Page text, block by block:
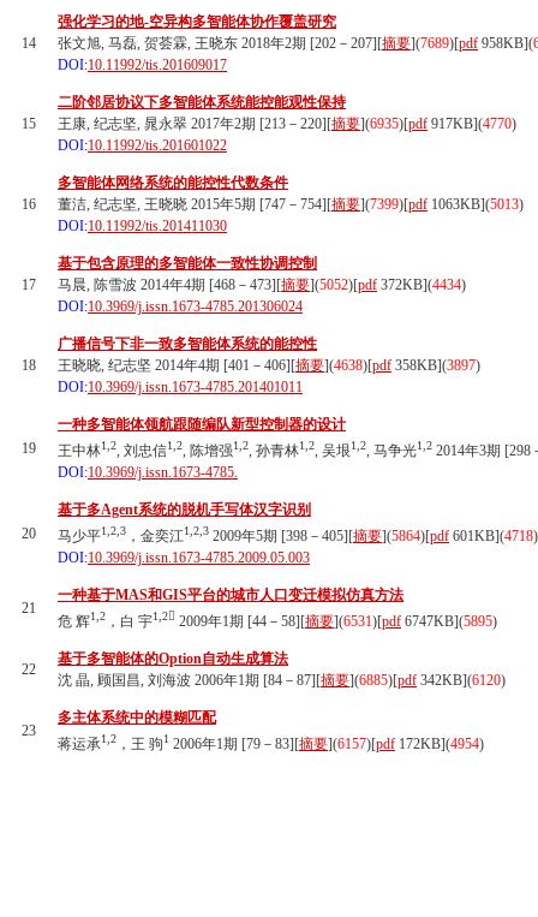
14
强化学习的地-空异构多智能体协作覆盖研究
张文旭, 马磊, 贺荟霖, 王晓东 2018年2期 [202－207][摘要](7689)[pdf 958KB](
DOI:10.11992/tis.201609017
15
二阶邻居协议下多智能体系统能控能观性保持
王康, 纪志坚, 晁永翠 2017年2期 [213－220][摘要](6935)[pdf 917KB](4770)
DOI:10.11992/tis.201601022
16
多智能体网络系统的能控性代数条件
董洁, 纪志坚, 王晓晓 2015年5期 [747－754][摘要](7399)[pdf 1063KB](5013)
DOI:10.11992/tis.201411030
17
基于包含原理的多智能体一致性协调控制
马晨, 陈雪波 2014年4期 [468－473][摘要](5052)[pdf 372KB](4434)
DOI:10.3969/j.issn.1673-4785.201306024
18
广播信号下非一致多智能体系统的能控性
王晓晓, 纪志坚 2014年4期 [401－406][摘要](4638)[pdf 358KB](3897)
DOI:10.3969/j.issn.1673-4785.201401011
19
一种多智能体领航跟随编队新型控制器的设计
王中林1,2, 刘忠信1,2, 陈增强1,2, 孙青林1,2, 吴垠1,2, 马争光1,2 2014年3期 [298
DOI:10.3969/j.issn.1673-4785.
20
基于多Agent系统的脱机手写体汉字识别
马少平1,2,3 ，金奕江1,2,3 2009年5期 [398－405][摘要](5864)[pdf 601KB](4718)
DOI:10.3969/j.issn.1673-4785.2009.05.003
21
一种基于MAS和GIS平台的城市人口变迁模拟仿真方法
危 辉1,2 ，白 宇1,2 2009年1期 [44－58][摘要](6531)[pdf 6747KB](5895)
22
基于多智能体的Option自动生成算法
沈 晶, 顾国昌, 刘海波 2006年1期 [84－87][摘要](6885)[pdf 342KB](6120)
23
多主体系统中的模糊匹配
蒋运承1,2 ，王 驹1 2006年1期 [79－83][摘要](6157)[pdf 172KB](4954)